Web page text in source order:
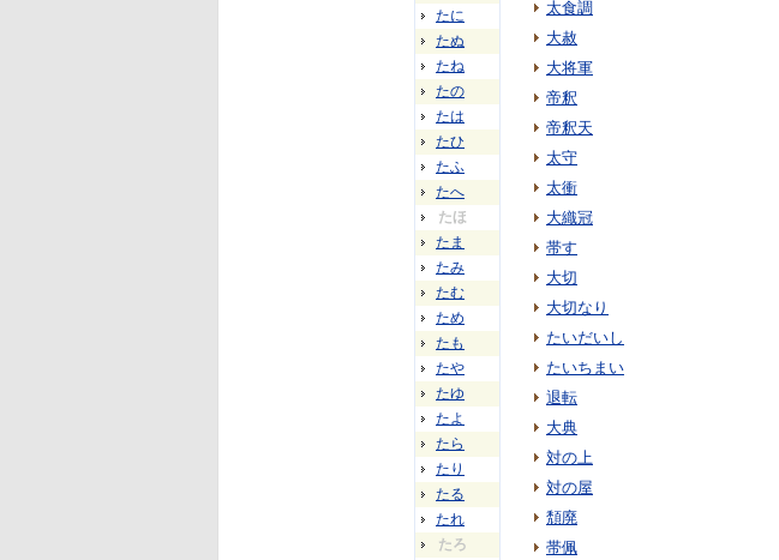
たに
たぬ
たね
たの
たは
たひ
たふ
たへ
たほ
たま
たみ
たむ
ため
たも
たや
たゆ
たよ
たら
たり
たる
たれ
たろ
太食調
大赦
大将軍
帝釈
帝釈天
太守
太衝
大織冠
帯す
大切
大切なり
たいだいし
たいちまい
退転
大典
対の上
対の屋
頽廃
帯佩